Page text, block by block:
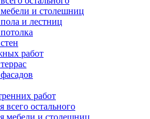
и столешниц
и лестниц
работ
работ
всего остального
мебели и столешниц